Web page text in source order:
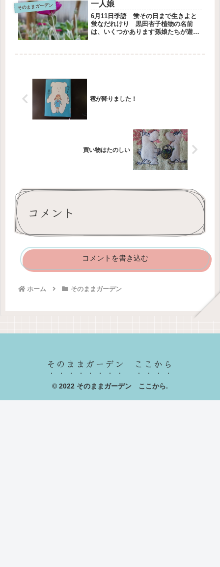
時は、こんなに濃いピンク色。孚から
浮...
そのままガーデン 一人娘
6月11日季語 蛍その日まで生きよと
蛍なだれけり 黒田杏子植物の名前
は、いくつかあります孫娘たちが遊ん
雹が降りました！
買い物はたのしい
コメント
コメントを書き込む
ホーム そのままガーデン
そのままガーデン ここから
© 2022 そのままガーデン ここから.